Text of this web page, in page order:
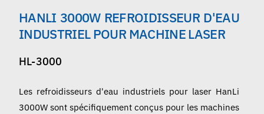
Français
HANLI 3000W REFROIDISSEUR D'EAU
INDUSTRIEL POUR MACHINE LASER
HL-3000
Les refroidisseurs d'eau industriels pour laser HanLi
3000W sont spécifiquement conçus pour les machines